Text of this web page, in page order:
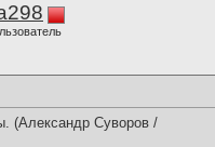
(Александр Суворов /